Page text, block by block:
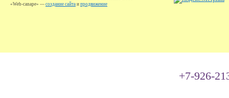
«Web-canape» — создание сайта и продвижение
+7-926-